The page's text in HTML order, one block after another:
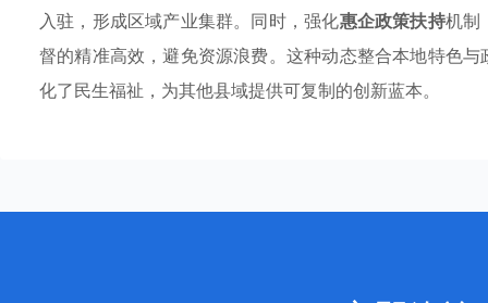
入驻，形成区域产业集群。同时，强化惠企政策扶持机制
督的精准高效，避免资源浪费。这种动态整合本地特色
化了民生福祉，为其他县域提供可复制的创新蓝本。